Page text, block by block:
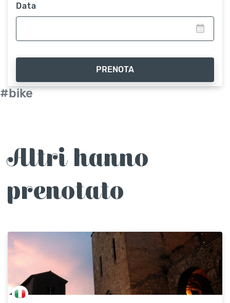
Data
PRENOTA
#bike
Altri hanno
prenotato